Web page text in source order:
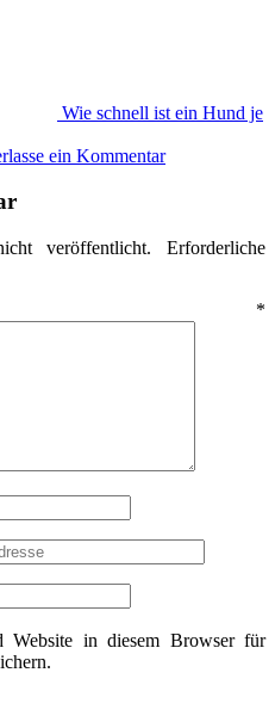
Wie schnell ist ein Hund je
ein Kommentar
veröffentlicht.
Erforderliche
*
Website in diesem Browser für